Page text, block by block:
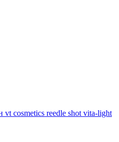
cosmetics reedle shot vita-light